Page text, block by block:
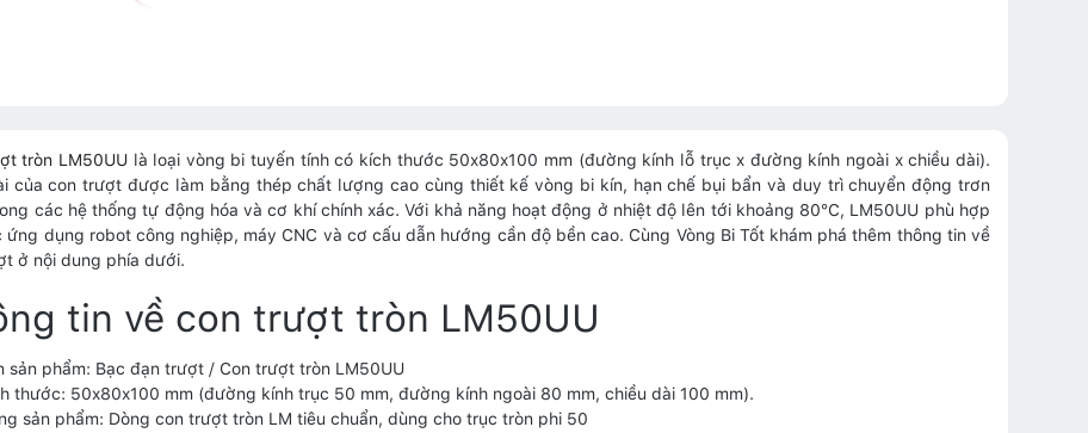
tròn LM50UUlà loại vòng bi tuyến tính có kích thước 50x80x100 mm (đường kính lỗ trục x đường kính ngoài x chiều dài).
của con trượt được làm bằng thép chất lượng cao cùng thiết kế vòng bi kín, hạn chế bụi bẩn và duy trì chuyển động trơn
các hệ thống tự động hóa và cơ khí chính xác. Với khả năng hoạt động ở nhiệt độ lên tới khoảng 80°C, LM50UU phù hợp
ứng dụng robot công nghiệp, máy CNC và cơ cấu dẫn hướng cần độ bền cao. Cùng Vòng Bi Tốt khám phá thêm thông tin về
ở nội dung phía dưới.
tin về con trượt tròn LM50UU
sản phẩm: Bạc đạn trượt / Con trượt tròn LM50UU
thước: 50x80x100 mm (đường kính trục 50 mm, đường kính ngoài 80 mm, chiều dài 100 mm).
sản phẩm: Dòng con trượt tròn LM tiêu chuẩn, dùng cho trục tròn phi 50